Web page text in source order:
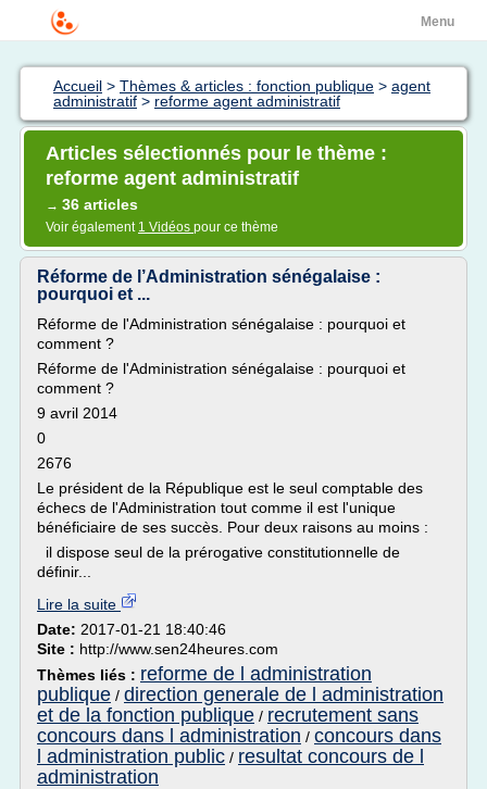
Menu
Accueil > Thèmes & articles : fonction publique > agent
administratif > reforme agent administratif
Articles sélectionnés pour le thème :
reforme agent administratif
→ 36 articles
Voir également 1 Vidéos pour ce thème
Réforme de l’Administration sénégalaise :
pourquoi et ...
Réforme de l'Administration sénégalaise : pourquoi et
comment ?
Réforme de l'Administration sénégalaise : pourquoi et
comment ?
9 avril 2014
0
2676
Le président de la République est le seul comptable des
échecs de l'Administration tout comme il est l'unique
bénéficiaire de ses succès. Pour deux raisons au moins :
il dispose seul de la prérogative constitutionnelle de
définir...
Lire la suite
Date: 2017-01-21 18:40:46
Site : http://www.sen24heures.com
Thèmes liés : reforme de l administration
publique / direction generale de l administration
et de la fonction publique / recrutement sans
concours dans l administration / concours dans
l administration public / resultat concours de l
administration